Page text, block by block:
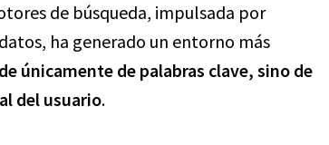
de búsqueda, impulsada por
ha generado un entorno más
únicamente de palabras clave, sino de
del usuario.